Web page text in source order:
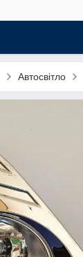
Автосвітло